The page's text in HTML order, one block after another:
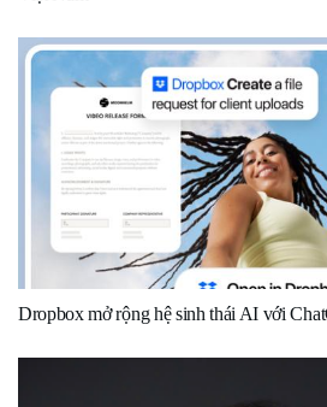
Dropbox mở rộng hệ sinh thái AI với